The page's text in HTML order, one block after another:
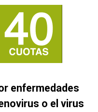
enfermedades
o el virus